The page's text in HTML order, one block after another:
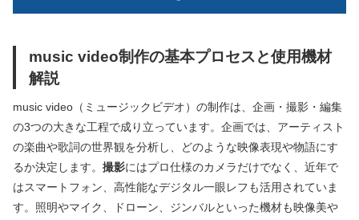
music video制作の基本プロセスと使用機材
解説
music video（ミュージックビデオ）の制作は、企画・撮影・編集
の3つの大きな工程で成り立っています。企画では、アーティスト
の楽曲や歌詞の世界観を分析し、どのような映像表現や物語にす
るか決定します。 撮影にはプロ仕様のカメラだけでなく、近年で
はスマートフォン、高性能なデジタル一眼レフも活用されていま
す。照明やマイク、ドローン、ジンバルといった機材も映像美や